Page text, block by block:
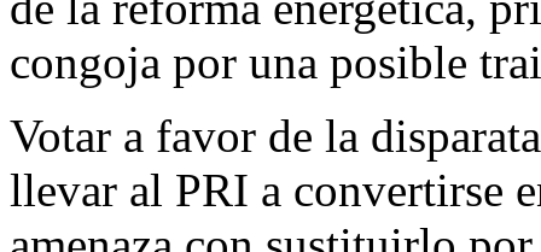
congoja por una posible
Votar a favor de la
llevar al PRI a convertirse